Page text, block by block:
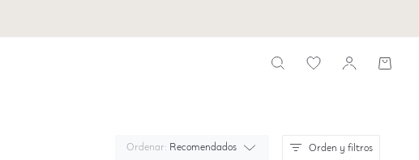
Ordenar: Recomendados Orden y filtros